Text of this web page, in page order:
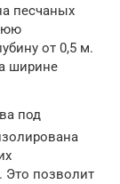
песчаных
от 0,5 м.
ширине
под
Это позволит